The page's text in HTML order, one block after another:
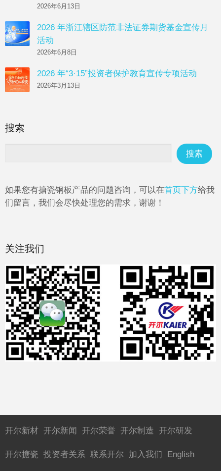
2026年6月13日
2026 年浙江辖区防范非法证券期货基金宣传月
活动
2026年6月8日
2026 年“3·15”投资者保护教育宣传专项活动
2026年3月13日
搜索
如果您有搪瓷钢板产品的问题咨询，可以在首页下方给我
们留言，我们会尽快处理您的需求，谢谢！
关注我们
开尔新材 开尔新闻 开尔荣誉 开尔制造 开尔研发
开尔搪瓷 投资者关系 联系开尔 加入我们 English